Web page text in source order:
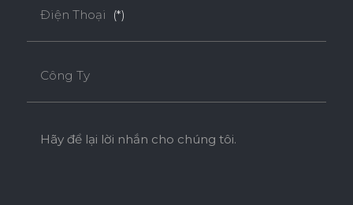
Điện Thoại (*)
Công Ty
Hãy để lại lời nhắn cho chúng tôi.